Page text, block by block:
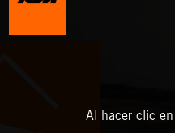
Al hacer clic